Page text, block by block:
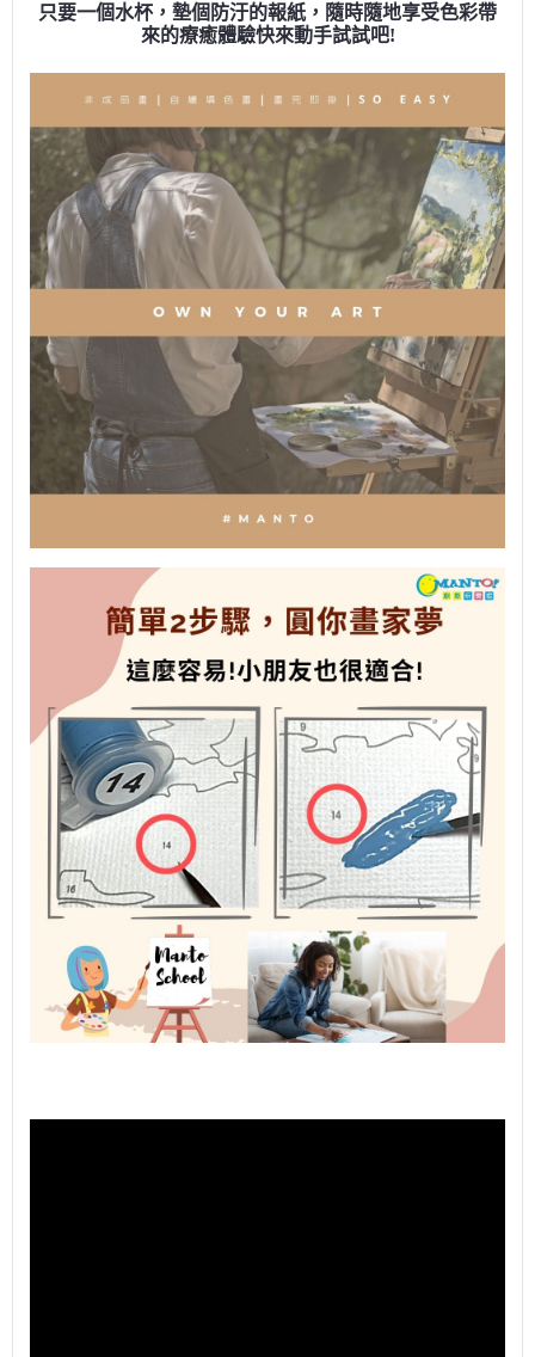
只要一個水杯，墊個防汙的報紙，隨時隨地享受色彩帶
來的療癒體驗快來動手試試吧!